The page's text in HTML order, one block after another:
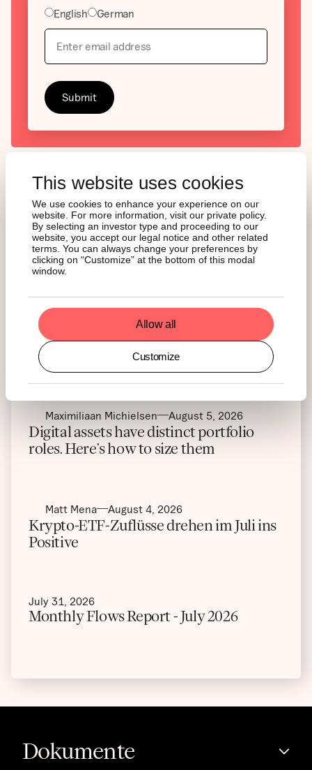
This website uses cookies
We use cookies to enhance your experience on our
website. For more information, visit our private policy.
By selecting an investor type and proceeding to our
website, you accept our legal notice and other related
terms. You can always change your preferences by
clicking on “Customize” at the bottom of this modal
window.
Allow all
Customize
English German
NEUESTE
EINBLICKE
Bleiben Sie informiert mit unserem wöchentlichen
Newsletter und vertiefen Sie Ihr Wissen mit
unseren monatlichen Reviews.
Alle Beiträge anzeigen
Maximiliaan Michielsen August 5, 2026
Digital assets have distinct portfolio
roles. Here’s how to size them
Matt Mena August 4, 2026
Krypto-ETF-Zuflüsse drehen im Juli ins
Positive
July 31, 2026
Monthly Flows Report - July 2026
Dokumente